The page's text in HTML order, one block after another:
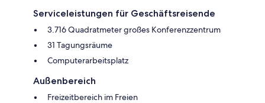
Serviceleistungen für Geschäftsreisende
3.716 Quadratmeter großes Konferenzzentrum
31 Tagungsräume
Computerarbeitsplatz
Außenbereich
Freizeitbereich im Freien